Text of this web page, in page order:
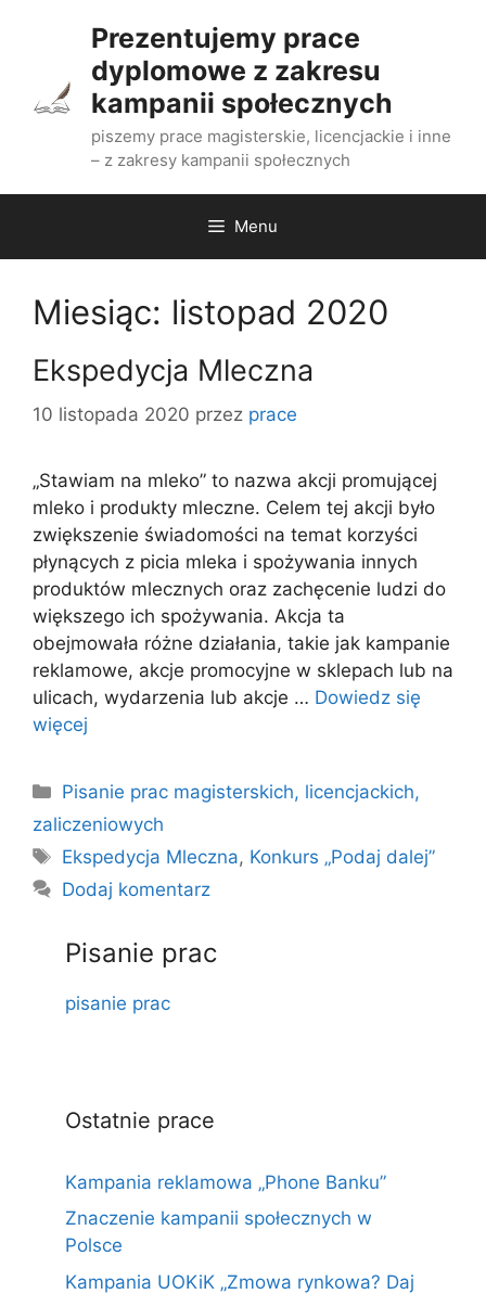
Prezentujemy prace
dyplomowe z zakresu
kampanii społecznych
piszemy prace magisterskie, licencjackie i inne
– z zakresy kampanii społecznych
Menu
Miesiąc: listopad 2020
Ekspedycja Mleczna
10 listopada 2020 przez prace
„Stawiam na mleko” to nazwa akcji promującej
mleko i produkty mleczne. Celem tej akcji było
zwiększenie świadomości na temat korzyści
płynących z picia mleka i spożywania innych
produktów mlecznych oraz zachęcenie ludzi do
większego ich spożywania. Akcja ta
obejmowała różne działania, takie jak kampanie
reklamowe, akcje promocyjne w sklepach lub na
ulicach, wydarzenia lub akcje … Dowiedz się
więcej
Kategorie
Pisanie prac magisterskich, licencjackich,
zaliczeniowych
Tagi
Ekspedycja Mleczna, Konkurs „Podaj dalej”
Dodaj komentarz
Pisanie prac
pisanie prac
Ostatnie prace
Kampania reklamowa „Phone Banku”
Znaczenie kampanii społecznych w
Polsce
Kampania UOKiK „Zmowa rynkowa? Daj